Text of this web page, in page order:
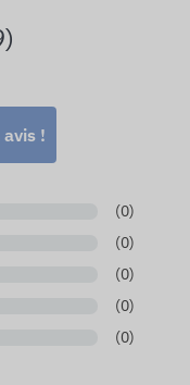
!
(0)
(0)
(0)
(0)
(0)